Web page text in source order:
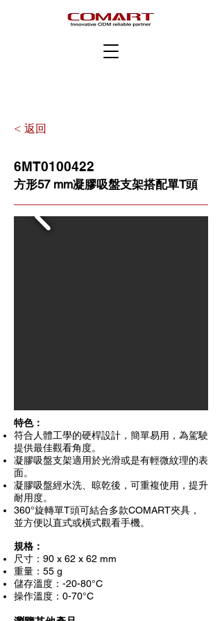
< 返回
6MT0100422
方形57 mm凝膠吸盤支架搭配單T頭
特色：
符合人體工學的硬桿設計，簡單易用，為駕駛
提供最佳觀看角度。
凝膠吸盤支架適用於光滑或是有輕微紋理的表
面。
凝膠吸盤經水洗、晾乾後，可重複使用，提升
耐用度。
360°旋轉單T頭可結合多款COMART夾具，
並方便以直式或橫式觀看手機。
規格：
尺寸：90 x 62 x 62 mm
重量：55 g
儲存溫度：-20-80°C
操作溫度：0-70°C